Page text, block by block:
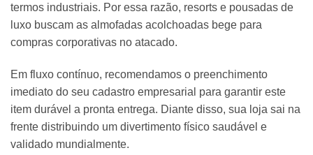
termos industriais. Por essa razão, resorts e pousadas de
luxo buscam as almofadas acolchoadas bege para
compras corporativas no atacado.
Em fluxo contínuo, recomendamos o preenchimento
imediato do seu cadastro empresarial para garantir este
item durável a pronta entrega. Diante disso, sua loja sai na
frente distribuindo um divertimento físico saudável e
validado mundialmente.